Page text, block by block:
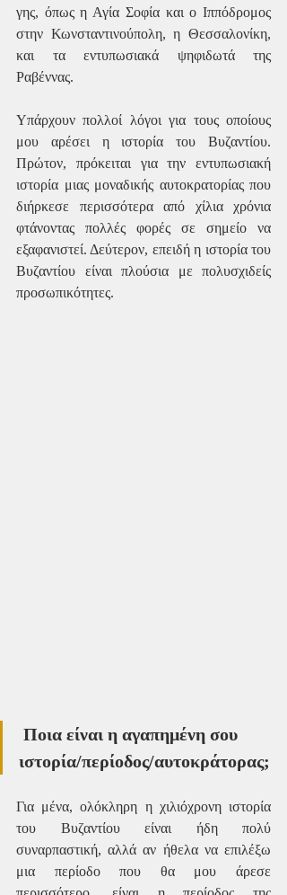
γης, όπως η Αγία Σοφία και ο Ιππόδρομος
στην Κωνσταντινούπολη, η Θεσσαλονίκη,
και τα εντυπωσιακά ψηφιδωτά της
Ραβέννας.
Υπάρχουν πολλοί λόγοι για τους οποίους
μου αρέσει η ιστορία του Βυζαντίου.
Πρώτον, πρόκειται για την εντυπωσιακή
ιστορία μιας μοναδικής αυτοκρατορίας που
διήρκεσε περισσότερα από χίλια χρόνια
φτάνοντας πολλές φορές σε σημείο να
εξαφανιστεί. Δεύτερον, επειδή η ιστορία του
Βυζαντίου είναι πλούσια με πολυσχιδείς
προσωπικότητες.
ιστορία/περίοδος/αυτοκράτορας;
Για μένα, ολόκληρη η χιλιόχρονη ιστορία
του Βυζαντίου είναι ήδη πολύ
συναρπαστική, αλλά αν ήθελα να επιλέξω
μια περίοδο που θα μου άρεσε